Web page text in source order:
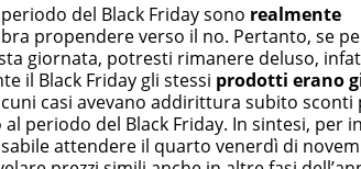
del Black Friday sono realmente
propendere verso il no. Pertanto, se
giornata, potresti rimanere deluso,
il Black Friday gli stessi prodotti erano
casi avevano addirittura subito sconti
periodo del Black Friday. In sintesi, per
attendere il quarto venerdì di